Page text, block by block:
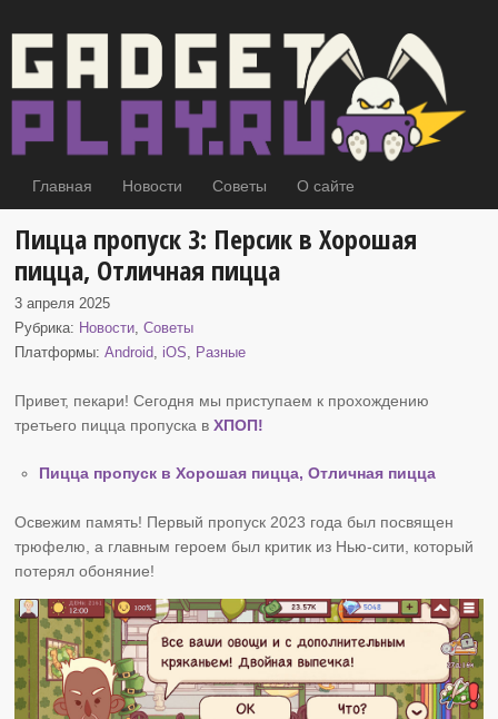
Главная Новости Советы О сайте
Пицца пропуск 3: Персик в Хорошая
пицца, Отличная пицца
3 апреля 2025
Рубрика: Новости,Советы
Платформы:Android, iOS, Разные
Привет, пекари! Сегодня мы приступаем к прохождению
третьего пицца пропуска вХПОП!
Пицца пропуск в Хорошая пицца, Отличная пицца
Освежим память! Первый пропуск 2023 года был посвящен
трюфелю, а главным героем был критик из Нью-сити, который
потерял обоняние!